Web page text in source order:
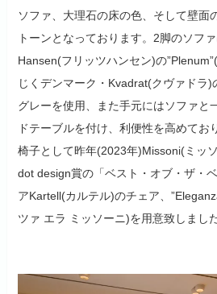
ソファ、大理石の床の色、そして壁面
トーンとなっております。2脚のソフ
Hansen(フリッツハンセン)の
じくデンマーク・Kvadrat(クヴァドラ)
グレーを使用、また手元にはソファと
ドテーブルを付け、利便性を高めてお
椅子として昨年(2023年)Missoni(ミッ
dot design賞の「ベスト・オブ・ザ・
アKartell(カルテル)のチェア、
ツァ エラ ミッソーニ)を用意致しました